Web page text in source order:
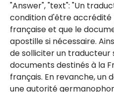
"Answer", "text": "Un
condition d'être accrédité
française et que le
apostille si nécessaire.
de solliciter un traducteur
documents destinés à la
français. En revanche, un
une autorité